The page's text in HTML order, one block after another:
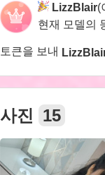
LizzBlair(
현재 모델의
토큰을 보내
사진 15